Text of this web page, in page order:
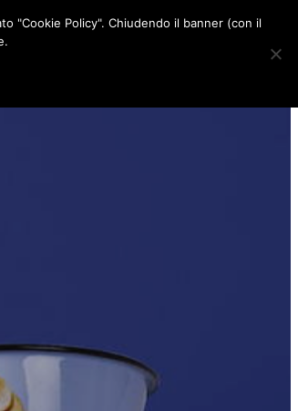
o
g
r
d
"Cookie Policy". Chiudendo il banner (con il